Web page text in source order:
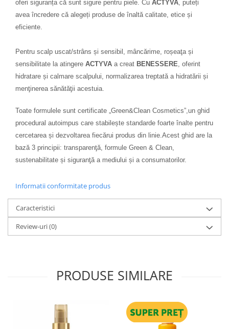
oferi siguranța că sunt sigure pentru piele. Cu ACTYVA, puteți
avea încredere că alegeți produse de înaltă calitate, etice și
eficiente.
Pentru scalp uscat/strâns și sensibil, mâncărime, roșeaţa și
sensibilitate la atingere ACTYVA a creat BENESSERE, oferint
hidratare și calmare scalpului, normalizarea treptată a hidratării și
menţinerea sănătăţii acestuia.
Toate formulele sunt certificate „Green&Clean Cosmetics”,un ghid
procedural autoimpus care stabilește standarde foarte înalte pentru
cercetarea și dezvoltarea fiecărui produs din linie.Acest ghid are la
bază 3 principii: transparenţă, formule Green & Clean,
sustenabilitate și siguranţă a mediului și a consumatorilor.
Informatii conformitate produs
Caracteristici
Review-uri(0)
PRODUSE SIMILARE